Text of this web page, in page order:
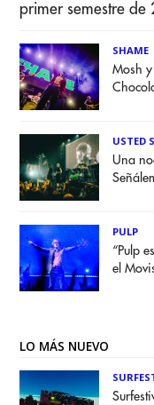
primer semestre de
SHAME
Mosh
USTED
Una
PULP
“Pulp
el
LO MÁS NUEVO